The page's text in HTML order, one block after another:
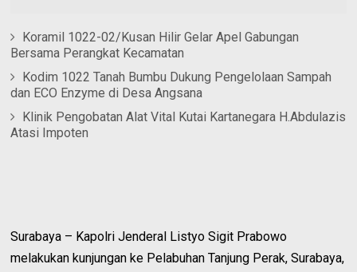
Koramil 1022-02/Kusan Hilir Gelar Apel Gabungan
Bersama Perangkat Kecamatan
Kodim 1022 Tanah Bumbu Dukung Pengelolaan Sampah
dan ECO Enzyme di Desa Angsana
Klinik Pengobatan Alat Vital Kutai Kartanegara H.Abdulazis
Atasi Impoten
Surabaya – Kapolri Jenderal Listyo Sigit Prabowo
melakukan kunjungan ke Pelabuhan Tanjung Perak, Surabaya,